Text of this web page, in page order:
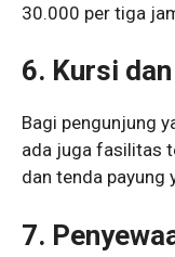
30.000 per tiga
6. Kursi
Bagi pengunjung
ada juga fasilitas
dan tenda payung
7.